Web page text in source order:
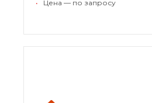
• Цена — по запросу